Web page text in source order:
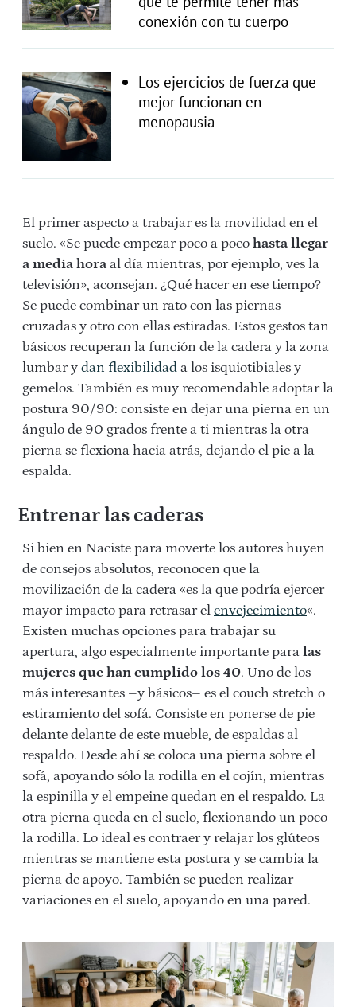
conexión con tu cuerpo
Los ejercicios de fuerza que
mejor funcionan en
menopausia
El primer aspecto a trabajar es la movilidad en el
suelo. «Se puede empezar poco a poco hasta llegar
a media hora al día mientras, por ejemplo, ves la
televisión», aconsejan. ¿Qué hacer en ese tiempo?
Se puede combinar un rato con las piernas
cruzadas y otro con ellas estiradas. Estos gestos tan
básicos recuperan la función de la cadera y la zona
lumbar y dan flexibilidad a los isquiotibiales y
gemelos. También es muy recomendable adoptar la
postura 90/90: consiste en dejar una pierna en un
ángulo de 90 grados frente a ti mientras la otra
pierna se flexiona hacia atrás, dejando el pie a la
espalda.
Entrenar las caderas
Si bien en Naciste para moverte los autores huyen
de consejos absolutos, reconocen que la
movilización de la cadera «es la que podría ejercer
mayor impacto para retrasar el envejecimiento«.
Existen muchas opciones para trabajar su
apertura, algo especialmente importante para las
mujeres que han cumplido los 40. Uno de los
más interesantes –y básicos– es el couch stretch o
estiramiento del sofá. Consiste en ponerse de pie
delante delante de este mueble, de espaldas al
respaldo. Desde ahí se coloca una pierna sobre el
sofá, apoyando sólo la rodilla en el cojín, mientras
la espinilla y el empeine quedan en el respaldo. La
otra pierna queda en el suelo, flexionando un poco
la rodilla. Lo ideal es contraer y relajar los glúteos
mientras se mantiene esta postura y se cambia la
pierna de apoyo. También se pueden realizar
variaciones en el suelo, apoyando en una pared.